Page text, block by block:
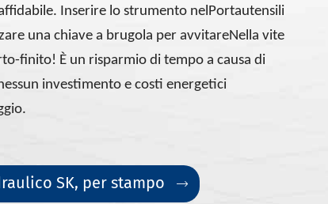
Inserire lo strumento nelPortautensili
una chiave a brugola per avvitareNella vite
finito! È un risparmio di tempo a causa di
investimento e costi energetici
SK, per stampo 